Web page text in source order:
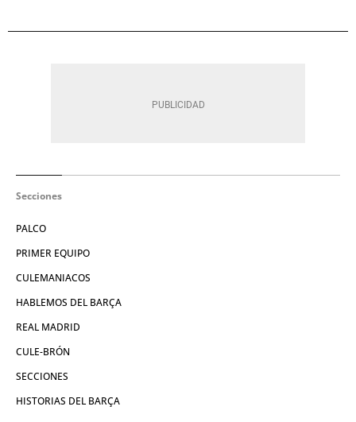
Secciones
PALCO
PRIMER EQUIPO
CULEMANIACOS
HABLEMOS DEL BARÇA
REAL MADRID
CULE-BRÓN
SECCIONES
HISTORIAS DEL BARÇA